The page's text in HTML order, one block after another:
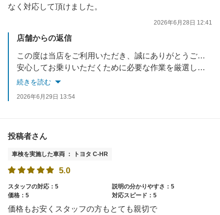
なく対応して頂けました。
2026年6月28日 12:41
店舗からの返信
この度は当店をご利用いただき、誠にありがとうございました。
安心してお乗りいただくために必要な作業を厳選し、一つひとつのコストにもご納得いただけるよう努めております。
今後もお車の状態に合わせて最適なご提案をさせていただきますので、ぜひまたお気軽にご相談ください。
続きを読む
2026年6月29日 13:54
投稿者さん
車検を実施した車両 ： トヨタ C-HR
5.0
スタッフの対応：5
説明の分かりやすさ：5
価格：5
対応スピード：5
価格もお安くスタッフの方もとても親切で